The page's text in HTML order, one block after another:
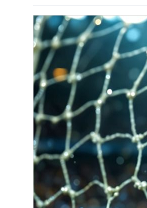
Великобритания
Венгрия
Германия
Испания
Казахстан
Канада